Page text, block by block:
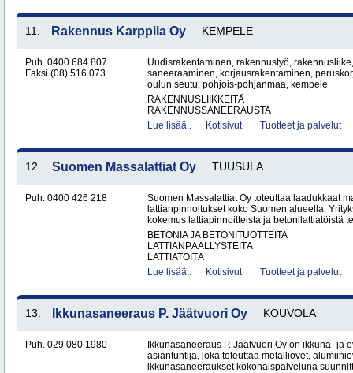
11. Rakennus Karppila Oy KEMPELE
Puh. 0400 684 807
Faksi (08) 516 073
Uudisrakentaminen, rakennustyö,
saneeraaminen, korjausrakentaminen,
oulun seutu, pohjois-pohjanmaa, kempele
RAKENNUSLIIKKEITÄ
RAKENNUSSANEERAUSTA
Lue lisää..
Kotisivut Tuotteet ja palvelut
12. Suomen Massalattiat Oy TUUSULA
Puh. 0400 426 218
Suomen Massalattiat Oy toteuttaa laadukkaat
lattianpinnoitukset koko Suomen alueella.
kokemus lattiapinnoitteista ja betonilattiatöistä
BETONIA JA BETONITUOTTEITA
LATTIANPÄÄLLYSTEITÄ
LATTIATÖITÄ
Lue lisää..
Kotisivut Tuotteet ja palvelut
13. Ikkunasaneeraus P. Jäätvuori Oy KOUVOLA
Puh. 029 080 1980
Ikkunasaneeraus P. Jäätvuori Oy on ikkuna- ja
asiantuntija, joka toteuttaa metalliovet,
ikkunasaneeraukset kokonaispalveluna